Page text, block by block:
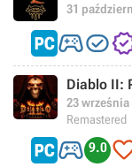
31

Diablo II:
23 września
Remastered
 9.0